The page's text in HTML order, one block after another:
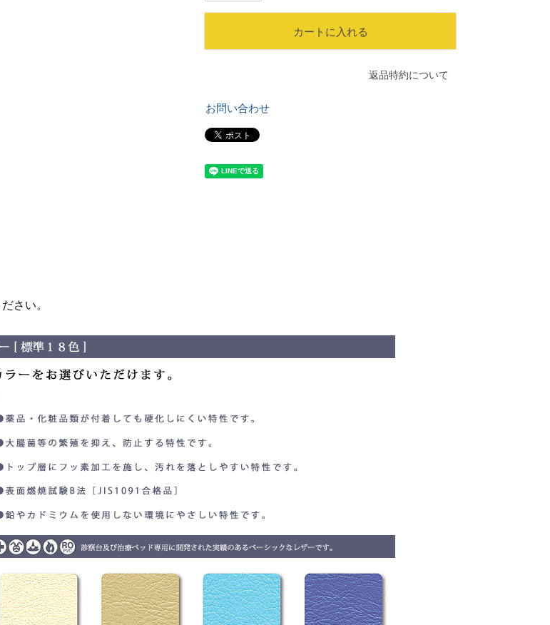
カートに入れる
返品特約について
お問い合わせ
さい。